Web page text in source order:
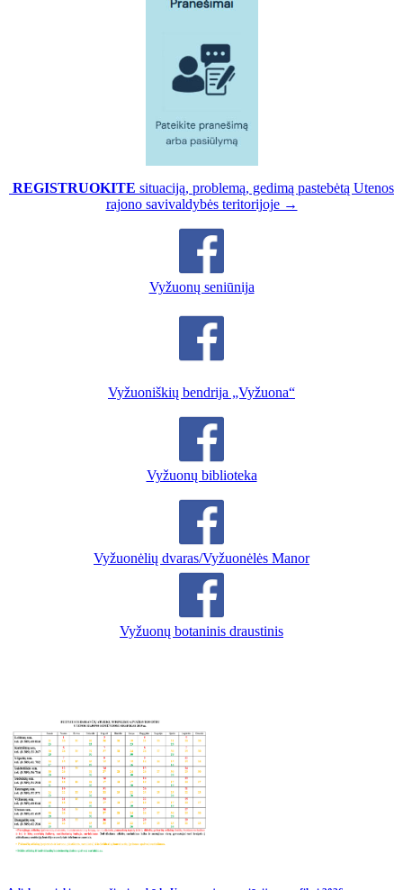
REGISTRUOKITE situaciją, problemą, gedimą pastebėtą Utenos
rajono savivaldybės teritorijoje →
Vyžuonų seniūnija
Vyžuoniškių bendrija „Vyžuona“
Vyžuonų biblioteka
Vyžuonėlių dvaras/Vyžuonėlės Manor
Vyžuonų botaninis draustinis